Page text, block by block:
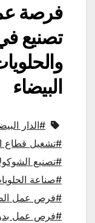
فرصة
تصنيع
البيضاء
#الدار
#تشغيل قطاع
#تصنيع
#صناعة
#فرص عمل
#فرص عمل